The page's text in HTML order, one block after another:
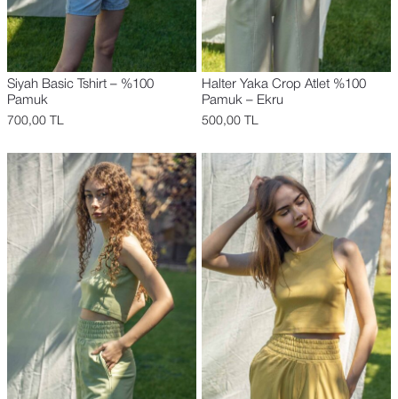
Siyah Basic Tshirt – %100
Pamuk
700,00 TL
Halter Yaka Crop Atlet %100
Pamuk – Ekru
500,00 TL